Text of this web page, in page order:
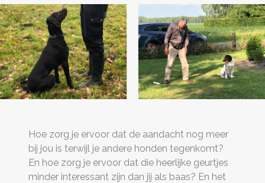
Hoe zorg je ervoor dat de aandacht nog meer
bij jou is terwijl je andere honden tegenkomt?
En hoe zorg je ervoor dat die heerlijke geurtjes
minder interessant zijn dan jij als baas? En het